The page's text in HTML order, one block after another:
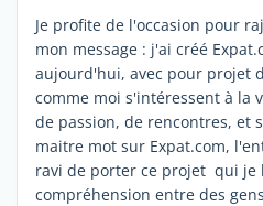
Je profite de l'occasion pour
mon message : j'ai créé
aujourd'hui, avec pour projet
comme moi s'intéressent à la
de passion, de rencontres, et
maitre mot sur Expat.com,
ravi de porter ce projet qui je
compréhension entre des